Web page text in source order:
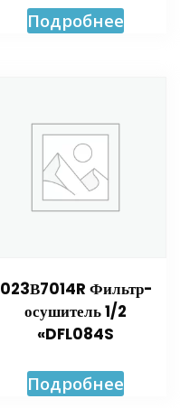
Подробнее
023В7014R Фильтр-
осушитель 1/2
«DFL084S
Подробнее